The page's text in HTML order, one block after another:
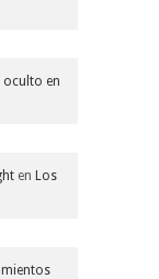
oculto en
en Los